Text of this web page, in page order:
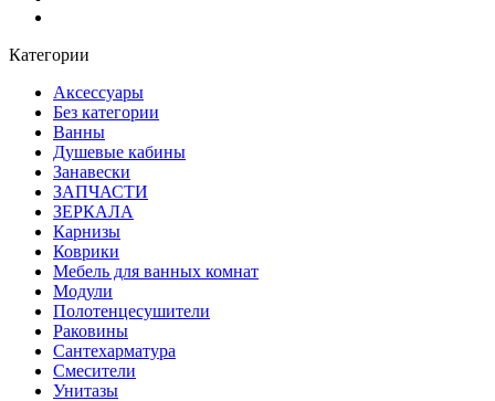
Категории
Аксессуары
Без категории
Ванны
Душевые кабины
Занавески
ЗАПЧАСТИ
ЗЕРКАЛА
Карнизы
Коврики
Мебель для ванных комнат
Модули
Полотенцесушители
Раковины
Сантехарматура
Смесители
Унитазы